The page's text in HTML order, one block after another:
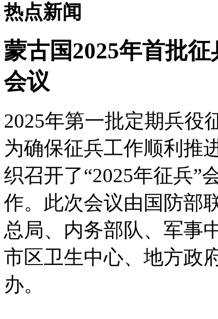
热点新闻
蒙古国2025年首批
会议
2025年第一批定期兵役
为确保征兵工作顺利推
织召开了“2025年征兵”
作。此次会议由国防部
总局、内务部队、军事
市区卫生中心、地方政
办。